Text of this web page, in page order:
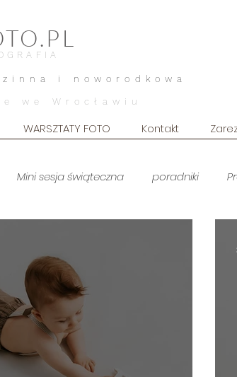
i noworodkowa
we Wrocławiu
WARSZTATY FOTO Kontakt
Mini sesja świąteczna poradniki
stylizowana
sesja rodzinna